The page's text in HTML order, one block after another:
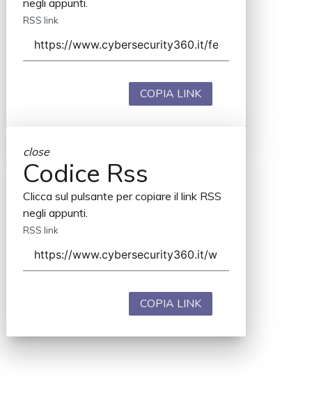
negli appunti.
RSS link
COPIA LINK
close
Codice Rss
Clicca sul pulsante per copiare il link RSS
negli appunti.
RSS link
COPIA LINK